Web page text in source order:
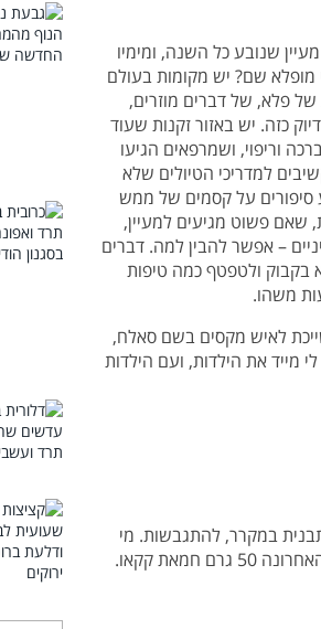
שנובע כל השנה, ומימיו
מופלא שם? יש מקומות בעולם
של פלא, של דברים מוזרים,
כזה. יש באזור זקנות שעוד
וריפוי, ושמרפאים הגיעו
למדריכי הטיולים שלא
סיפורים על קסמים של ממש
שאם פשוט מגיעים למעיין,
– אפשר להבין למה. דברים
בקבוק ולטפטף כמה טיפות
משהו.
לאיש מקסים בשם סאלח,
מייד את הילדות, ועם הילדות
במקרר, להתגבשות. מי
קקאו.